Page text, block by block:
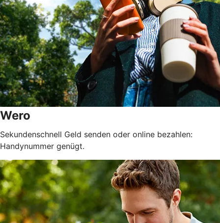
Wero
Sekundenschnell Geld senden oder online bezahlen:
Handynummer genügt.